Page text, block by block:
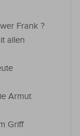
Frank ?
allen
Armut
Griff